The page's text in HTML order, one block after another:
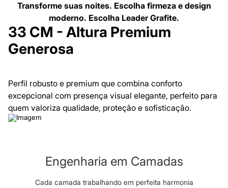
Transforme suas noites. Escolha firmeza e design
moderno. Escolha Leader Grafite.
33 CM - Altura Premium
Generosa
Perfil robusto e premium que combina conforto
excepcional com presença visual elegante, perfeito para
quem valoriza qualidade, proteção e sofisticação.
Engenharia em Camadas
Cada camada trabalhando em perfeita harmonia